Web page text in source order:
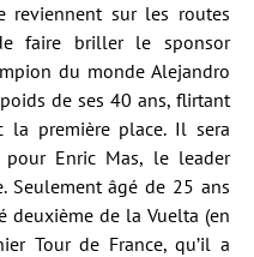
reviennent sur les routes
faire briller le sponsor
du monde Alejandro
de ses 40 ans, flirtant
la première place. Il sera
Enric Mas, le leader
Seulement âgé de 25 ans
deuxième de la Vuelta (en
Tour de France, qu’il a